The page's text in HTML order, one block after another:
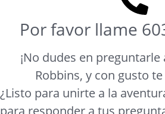
Por favor llame
¡No dudes en
Robbins, y con gusto
¿Listo para unirte a la
para responder a tus